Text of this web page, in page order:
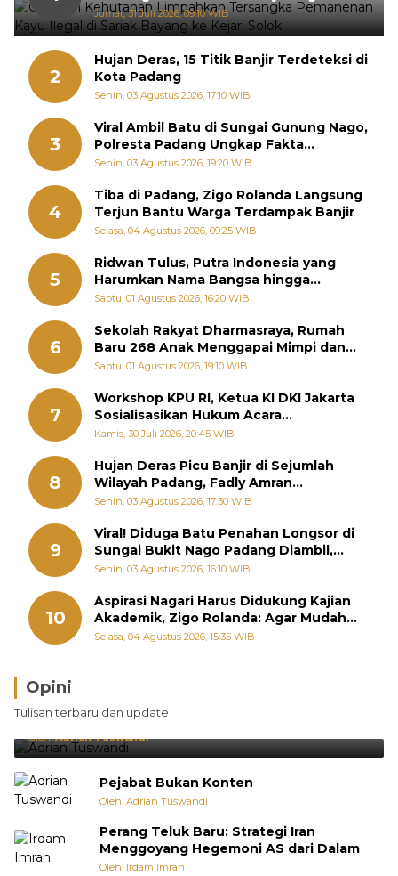
Sariak Bayang ke Kejari Solok
Jumat, 31 Juli 2026, 09:10 WIB
2
Hujan Deras, 15 Titik Banjir Terdeteksi di
Kota Padang
Senin, 03 Agustus 2026, 17:10 WIB
3
Viral Ambil Batu di Sungai Gunung Nago,
Polresta Padang Ungkap Fakta
Sebenarnya
Senin, 03 Agustus 2026, 19:20 WIB
4
Tiba di Padang, Zigo Rolanda Langsung
Terjun Bantu Warga Terdampak Banjir
Selasa, 04 Agustus 2026, 09:25 WIB
5
Ridwan Tulus, Putra Indonesia yang
Harumkan Nama Bangsa hingga
Diabadikan dalam Buku Jepang
Sabtu, 01 Agustus 2026, 16:20 WIB
6
Sekolah Rakyat Dharmasraya, Rumah
Baru 268 Anak Menggapai Mimpi dan
Memutus Rantai Kemiskinan
Sabtu, 01 Agustus 2026, 19:10 WIB
7
Workshop KPU RI, Ketua KI DKI Jakarta
Sosialisasikan Hukum Acara
Penyelesaian Sengketa Informasi Publik
Kamis, 30 Juli 2026, 20:45 WIB
8
Hujan Deras Picu Banjir di Sejumlah
Wilayah Padang, Fadly Amran
Perintahkan OPD Siaga
Senin, 03 Agustus 2026, 17:30 WIB
9
Viral! Diduga Batu Penahan Longsor di
Sungai Bukit Nago Padang Diambil,
Warga Khawatir Bencana Terulang
Senin, 03 Agustus 2026, 16:10 WIB
10
Aspirasi Nagari Harus Didukung Kajian
Akademik, Zigo Rolanda: Agar Mudah
Diperjuangkan di Kementerian
Selasa, 04 Agustus 2026, 15:35 WIB
Opini
Tulisan terbaru dan update
Brasil Lebih Diunggulkan, tetapi Jepang Selalu
Punya Cara Membuat Kejutan
Oleh:Adrian Tuswandi
Pejabat Bukan Konten
Oleh: Adrian Tuswandi
Perang Teluk Baru: Strategi Iran
Menggoyang Hegemoni AS dari Dalam
Oleh: Irdam Imran